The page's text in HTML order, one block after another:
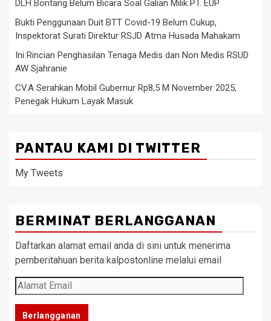
DLH Bontang Belum Bicara Soal Galian Milik PT. EUP
Bukti Penggunaan Duit BTT Covid-19 Belum Cukup,
Inspektorat Surati Direktur RSJD Atma Husada Mahakam
Ini Rincian Penghasilan Tenaga Medis dan Non Medis RSUD
AW Sjahranie
CV.A Serahkan Mobil Gubernur Rp8,5 M November 2025,
Penegak Hukum Layak Masuk
PANTAU KAMI DI TWITTER
My Tweets
BERMINAT BERLANGGANAN
Daftarkan alamat email anda di sini untuk menerima
pemberitahuan berita kalpostonline melalui email
Alamat
Email
Berlangganan